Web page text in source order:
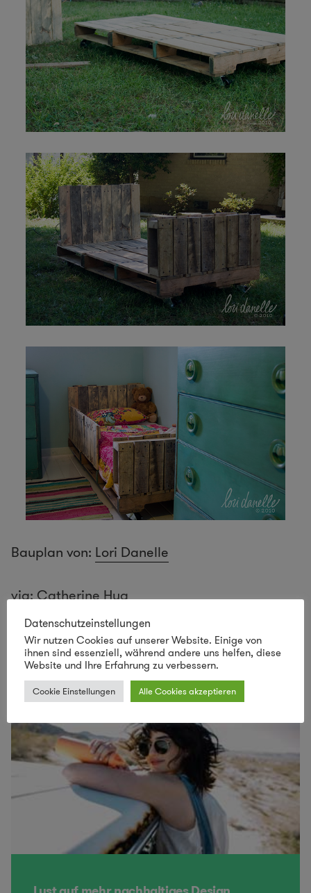
Bauplan von: Lori Danelle
via: Catherine Hug
Datenschutzeinstellungen
Wir nutzen Cookies auf unserer Website. Einige von
ihnen sind essenziell, während andere uns helfen, diese
Website und Ihre Erfahrung zu verbessern.
Cookie Einstellungen Alle Cookies akzeptieren